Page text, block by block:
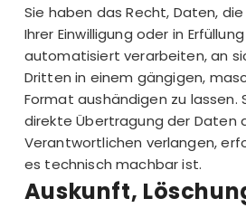
Sie haben das Recht, Daten,
Ihrer Einwilligung oder in
automatisiert verarbeiten, an
Dritten in einem gängigen,
Format aushändigen zu lassen.
direkte Übertragung der Daten
Verantwortlichen verlangen,
es technisch machbar ist.
Auskunft,